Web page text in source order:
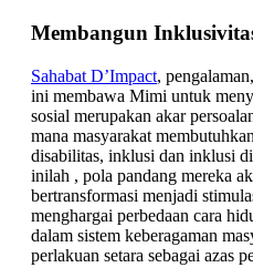
Membangun
Sahabat D’Impact,
ini membawa Mimi untuk
sosial merupakan akar
mana masyarakat
disabilitas, inklusi dan inklusi
inilah , pola pandang mereka
bertransformasi menjadi
menghargai perbedaan cara
dalam sistem keberagaman
perlakuan setara sebagai azas